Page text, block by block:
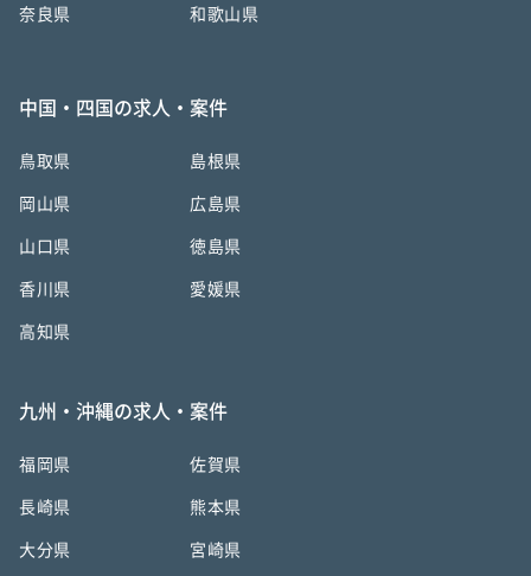
奈良県 和歌山県
中国・四国の求人・案件
鳥取県 島根県
岡山県 広島県
山口県 徳島県
香川県 愛媛県
高知県
九州・沖縄の求人・案件
福岡県 佐賀県
長崎県 熊本県
大分県 宮崎県